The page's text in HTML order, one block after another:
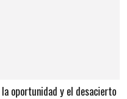
oportunidad y el desacierto